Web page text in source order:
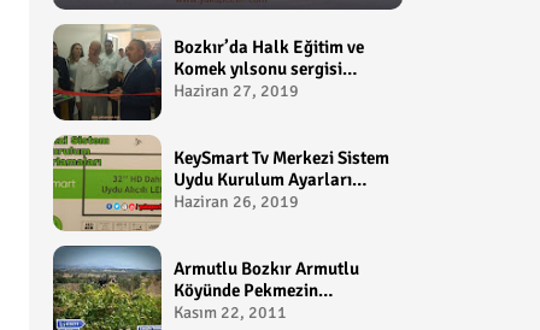
Bozkır’da Halk Eğitim ve
Komek yılsonu sergisi
gerçekleştirildi-
Haziran 27, 2019
KeySmart Tv Merkezi Sistem
Uydu Kurulum Ayarları
Video anlatım -
Haziran 26, 2019
Armutlu Bozkır Armutlu
Köyünde Pekmezin
Hikayesi:Gezen Bilir Kontv
Kasım 22, 2011